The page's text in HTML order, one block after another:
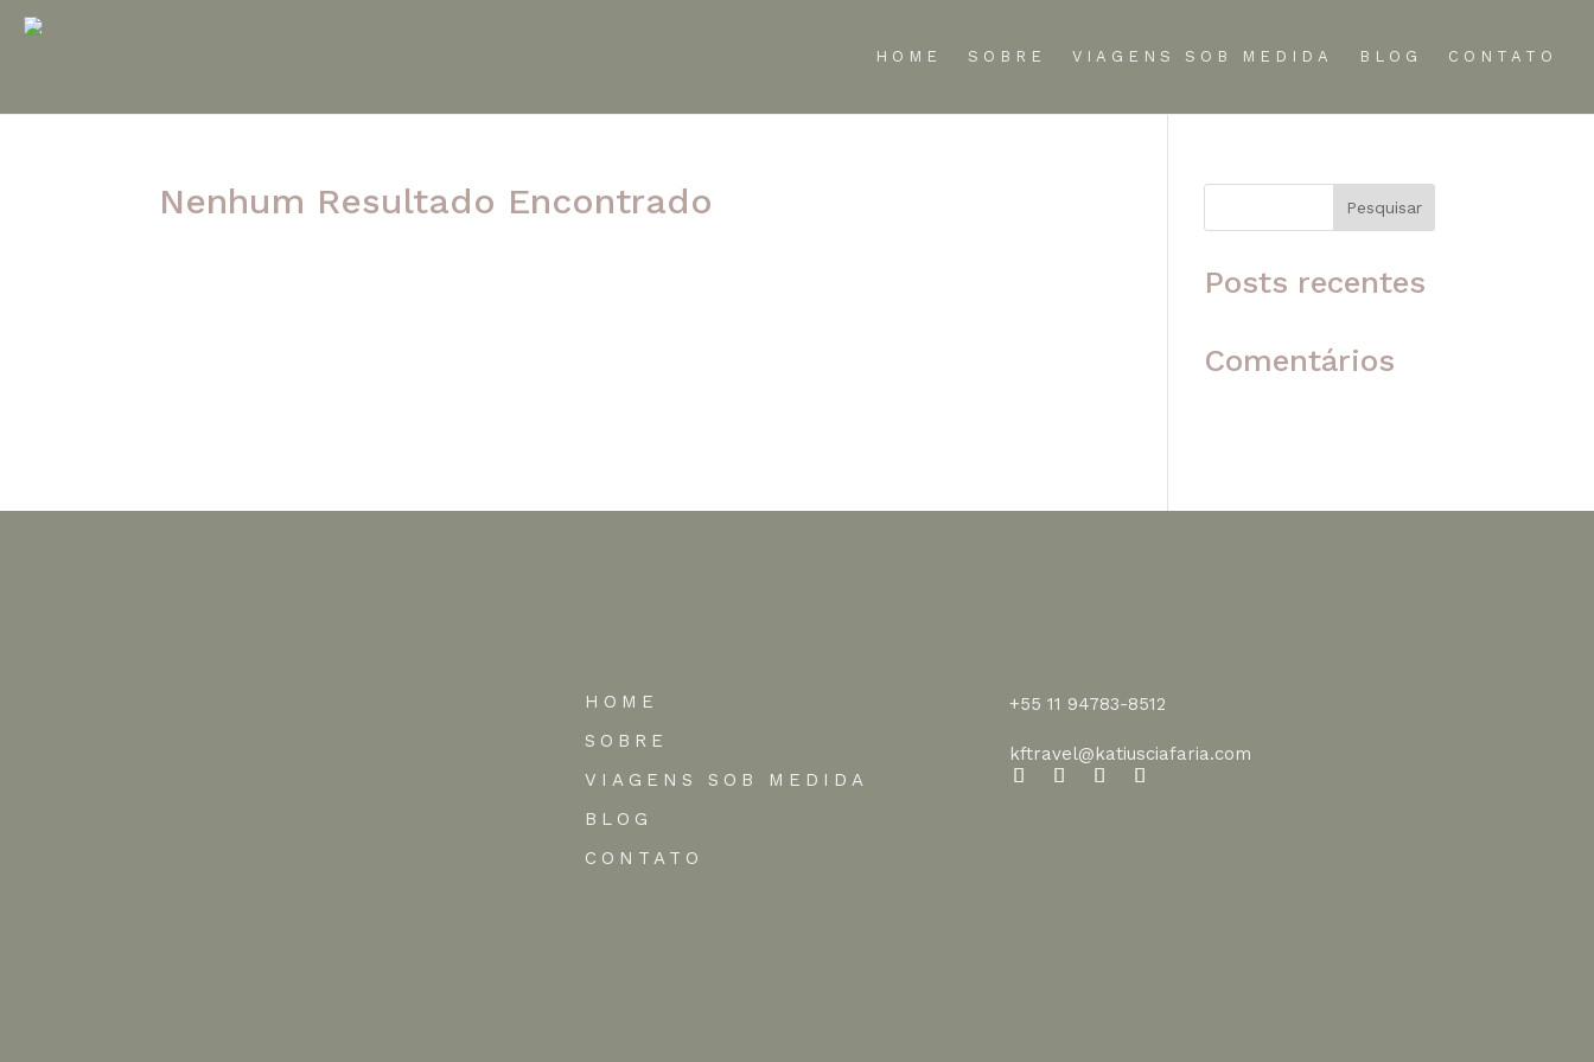
HOME SOBRE VIAGENS SOB MEDIDA BLOG CONTATO
Nenhum Resultado Encontrado Pesquisar
Posts recentes
Comentários
HOME
SOBRE
VIAGENS SOB MEDIDA
BLOG
CONTATO
+55 11 94783-8512
kftravel@katiusciafaria.com